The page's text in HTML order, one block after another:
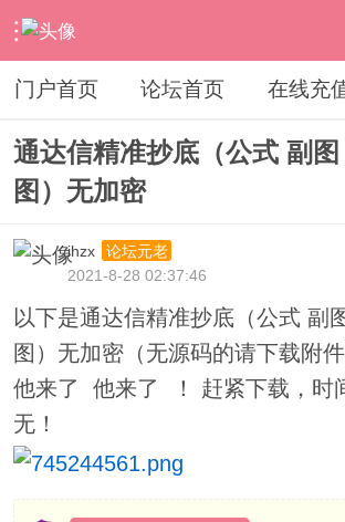
› 通达信指标公式 › 指标加密破解 › 内容
门户首页 论坛首页 在线充
通达信精准抄底（公式 副
图）无加密
ihzx
论坛元老
2021-8-28 02:37:46
以下是通达信精准抄底（公式 副
图）无加密（无源码的请下载附件
他来了 他来了 ！ 赶紧下载，时
无！